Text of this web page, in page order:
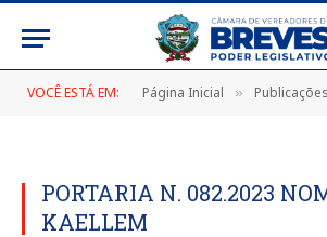
VOCÊ ESTÁ EM: Página Inicial »
PORTARIA N. 082.2023
KAELLEM